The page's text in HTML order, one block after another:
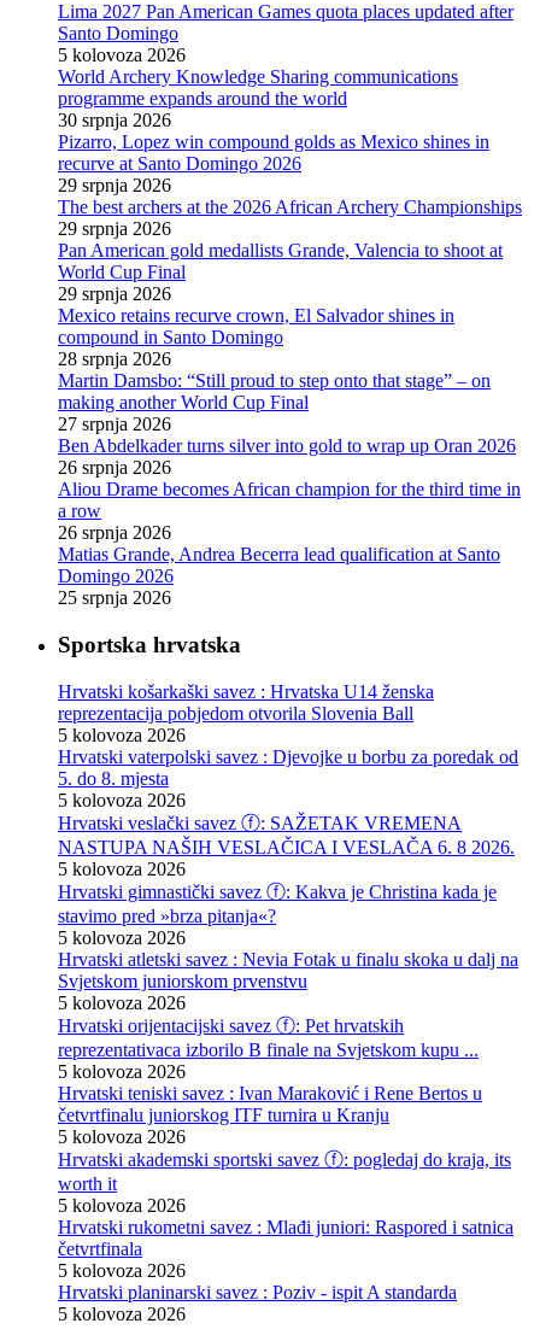
Lima 2027 Pan American Games quota places updated after
Santo Domingo
5 kolovoza 2026
World Archery Knowledge Sharing communications
programme expands around the world
30 srpnja 2026
Pizarro, Lopez win compound golds as Mexico shines in
recurve at Santo Domingo 2026
29 srpnja 2026
The best archers at the 2026 African Archery Championships
29 srpnja 2026
Pan American gold medallists Grande, Valencia to shoot at
World Cup Final
29 srpnja 2026
Mexico retains recurve crown, El Salvador shines in
compound in Santo Domingo
28 srpnja 2026
Martin Damsbo: “Still proud to step onto that stage” – on
making another World Cup Final
27 srpnja 2026
Ben Abdelkader turns silver into gold to wrap up Oran 2026
26 srpnja 2026
Aliou Drame becomes African champion for the third time in
a row
26 srpnja 2026
Matias Grande, Andrea Becerra lead qualification at Santo
Domingo 2026
25 srpnja 2026
Sportska hrvatska
Hrvatski košarkaški savez : Hrvatska U14 ženska
reprezentacija pobjedom otvorila Slovenia Ball
5 kolovoza 2026
Hrvatski vaterpolski savez : Djevojke u borbu za poredak od
5. do 8. mjesta
5 kolovoza 2026
Hrvatski veslački savez ⓕ: SAŽETAK VREMENA
NASTUPA NAŠIH VESLAČICA I VESLAČA 6. 8 2026.
5 kolovoza 2026
Hrvatski gimnastički savez ⓕ: Kakva je Christina kada je
stavimo pred »brza pitanja«?
5 kolovoza 2026
Hrvatski atletski savez : Nevia Fotak u finalu skoka u dalj na
Svjetskom juniorskom prvenstvu
5 kolovoza 2026
Hrvatski orijentacijski savez ⓕ: Pet hrvatskih
reprezentativaca izborilo B finale na Svjetskom kupu ...
5 kolovoza 2026
Hrvatski teniski savez : Ivan Maraković i Rene Bertos u
četvrtfinalu juniorskog ITF turnira u Kranju
5 kolovoza 2026
Hrvatski akademski sportski savez ⓕ: pogledaj do kraja, its
worth it
5 kolovoza 2026
Hrvatski rukometni savez : Mlađi juniori: Raspored i satnica
četvrtfinala
5 kolovoza 2026
Hrvatski planinarski savez : Poziv - ispit A standarda
5 kolovoza 2026